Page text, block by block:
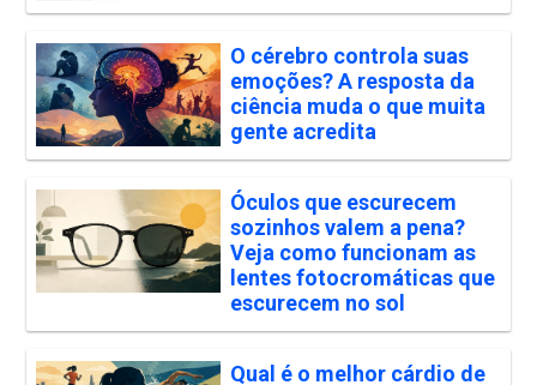
O cérebro controla suas
emoções? A resposta da
ciência muda o que muita
gente acredita
Óculos que escurecem
sozinhos valem a pena?
Veja como funcionam as
lentes fotocromáticas que
escurecem no sol
Qual é o melhor cárdio de